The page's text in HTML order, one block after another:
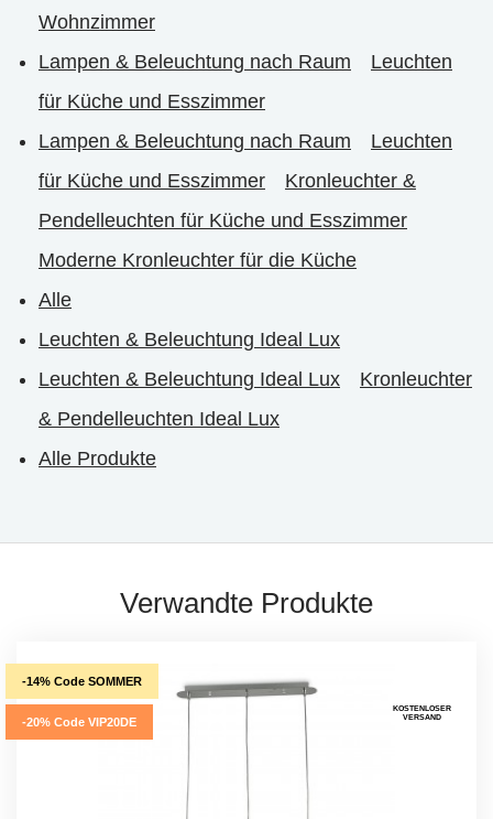
Wohnzimmer
Lampen & Beleuchtung nach Raum
Leuchten
für Küche und Esszimmer
Lampen & Beleuchtung nach Raum
Leuchten
für Küche und Esszimmer
Kronleuchter &
Pendelleuchten für Küche und Esszimmer
Moderne Kronleuchter für die Küche
Alle
Leuchten & Beleuchtung Ideal Lux
Leuchten & Beleuchtung Ideal Lux
Kronleuchter
& Pendelleuchten Ideal Lux
Alle Produkte
Verwandte Produkte
-14% Code SOMMER
-20% Code VIP20DE
KOSTENLOSER
VERSAND